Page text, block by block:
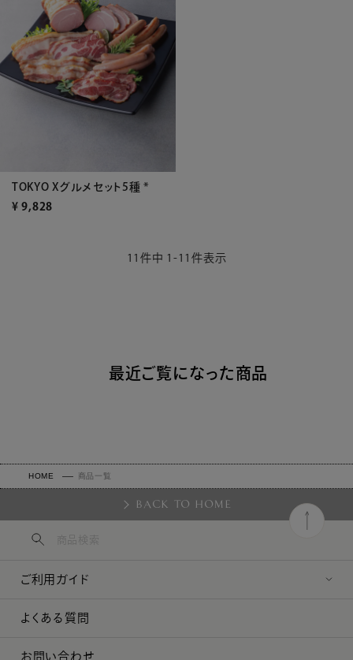
TOKYO Xグルメセット5種 *
¥ 9,828
11件中 1 -11件表示
最近ご覧になった商品
HOME 商品一覧
BACK TO HOME
ご利用ガイド
よくある質問
お問い合わせ